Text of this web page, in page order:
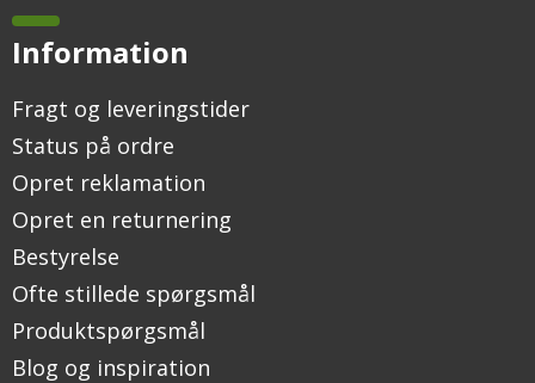
Information
Fragt og leveringstider
Status på ordre
Opret reklamation
Opret en returnering
Bestyrelse
Ofte stillede spørgsmål
Produktspørgsmål
Blog og inspiration